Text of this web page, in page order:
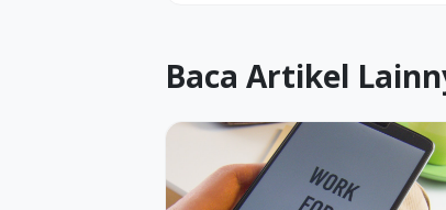
Baca Artikel